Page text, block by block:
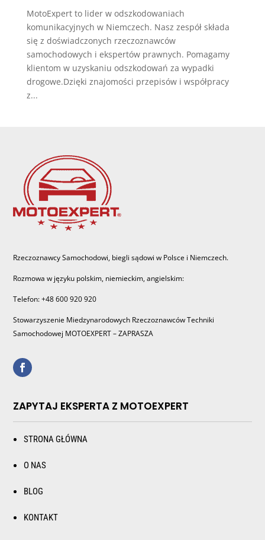
MotoExpert to lider w odszkodowaniach
komunikacyjnych w Niemczech. Nasz zespół składa
się z doświadczonych rzeczoznawców
samochodowych i ekspertów prawnych. Pomagamy
klientom w uzyskaniu odszkodowań za wypadki
drogowe.Dzięki znajomości przepisów i współpracy
z...
Rzeczoznawcy Samochodowi, biegli sądowi w Polsce i Niemczech.
Rozmowa w języku polskim, niemieckim, angielskim:
Telefon: +48 600 920 920
Stowarzyszenie Miedzynarodowych Rzeczoznawców Techniki
Samochodowej MOTOEXPERT – ZAPRASZA
ZAPYTAJ EKSPERTA Z MOTOEXPERT
STRONA GŁÓWNA
O NAS
BLOG
KONTAKT